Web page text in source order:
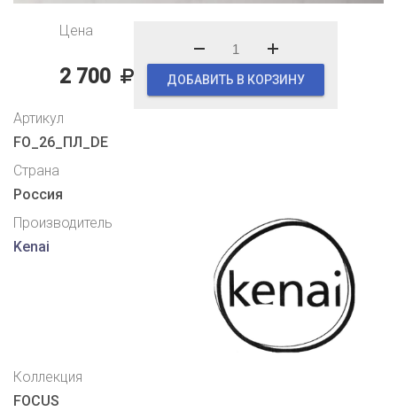
Цена
2 700 ДОБАВИТЬ В КОРЗИНУ
Артикул
FO_26_ПЛ_DE
Страна
Россия
Производитель
Kenai
Коллекция
FOCUS